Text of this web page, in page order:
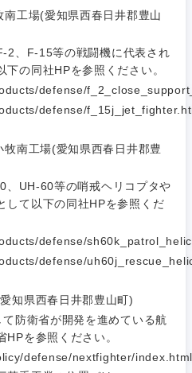
南工場(愛知県西春日井郡豊山
2、F-15等の戦闘機に代表され
の同社HPを参照ください。
defense/
defense/
牧南工場(愛知県西春日井郡豊
、UH-60等の哨戒ヘリコプタや
して以下の同社HPを参照くだ
defense/
defense/
知県西春日井郡豊山町)
防衛省が開発を進めている航
を参照ください。
defense/nextfighter/
埼玉県
東京都